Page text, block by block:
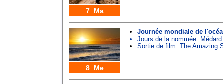
7 Ma
8 Me
Journée mondiale de
Jours de la nommée: Médard
Sortie de film: The Amazing